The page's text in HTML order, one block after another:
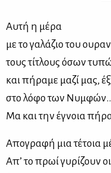
Αυ­τή η μέ­ρα
με το γα­λά­ζιο του
τους τί­τλους όσων
και πή­ρα­με μα­ζί μας,
στο λό­φο των
Μα και την έγνοια
Απο­γρα­φή μια τέ­τοια
Απ’ το πρωί γυ­ρί­ζουν